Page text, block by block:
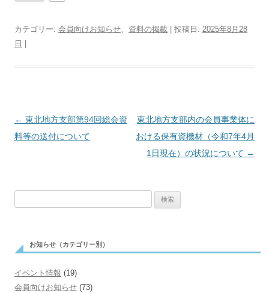
カテゴリー: 会員向けお知らせ、 資料の掲載 | 投稿日: 2025年8月28
日
投
稿
ン
← 東北地方支部第94回総会資
料等の送付について
東北地方支部内の会員事業体に
おける保有資機材（令和7年4月
1日現在）の状況について →
お知らせ（カテゴリー別）
イベント情報 (19)
会員向けお知らせ (73)